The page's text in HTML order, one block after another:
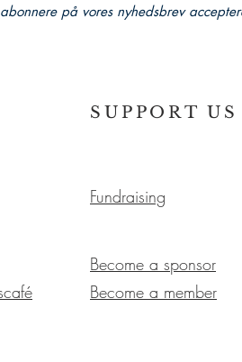
på vores nyhedsbrev
SUPPORT US
Fundraising
Become a sponsor
Become a member